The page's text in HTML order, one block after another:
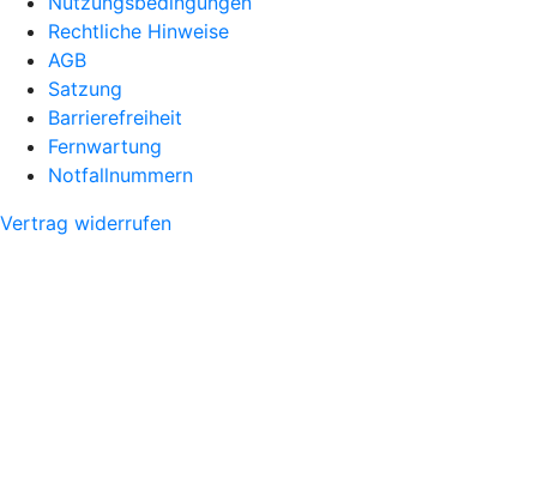
Rechtliche Hinweise
AGB
Satzung
Barrierefreiheit
Fernwartung
Notfallnummern
Vertrag widerrufen